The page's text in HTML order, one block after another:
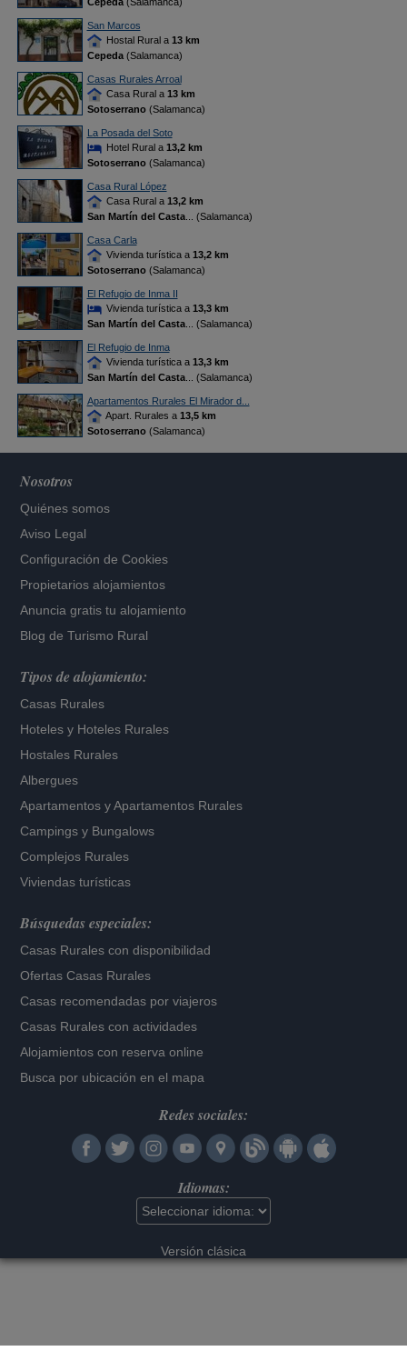
San Marcos
Hostal Rural a 13 km
Cepeda(Salamanca)
Casas Rurales Arroal
Casa Rural a 13 km
Sotoserrano(Salamanca)
La Posada del Soto
Hotel Rural a 13,2 km
Sotoserrano(Salamanca)
Casa Rural López
Casa Rural a 13,2 km
San Martín del Casta... (Salamanca)
Casa Carla
Vivienda turística a 13,2 km
Sotoserrano(Salamanca)
El Refugio de Inma II
Vivienda turística a 13,3 km
San Martín del Casta... (Salamanca)
El Refugio de Inma
Vivienda turística a 13,3 km
San Martín del Casta... (Salamanca)
Apartamentos Rurales El Mirador d...
Apart. Rurales a 13,5 km
Sotoserrano(Salamanca)
Nosotros
Quiénes somos
Aviso Legal
Configuración de Cookies
Propietarios alojamientos
Anuncia gratis tu alojamiento
Blog de Turismo Rural
Tipos de alojamiento:
Casas Rurales
Hoteles y Hoteles Rurales
Hostales Rurales
Albergues
Apartamentos yApartamentos Rurales
Campings y Bungalows
Complejos Rurales
Viviendas turísticas
Búsquedas especiales:
Casas Rurales con disponibilidad
Ofertas Casas Rurales
Casas recomendadas por viajeros
Casas Rurales con actividades
Alojamientos con reserva online
Busca por ubicación en el mapa
Redes sociales:
Idiomas:
Versión clásica